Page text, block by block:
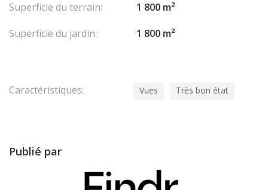
Superficie du terrain:
1 800 m²
Superficie du jardin:
1 800 m²
Caractéristiques: Vues Très bon état
Publié par